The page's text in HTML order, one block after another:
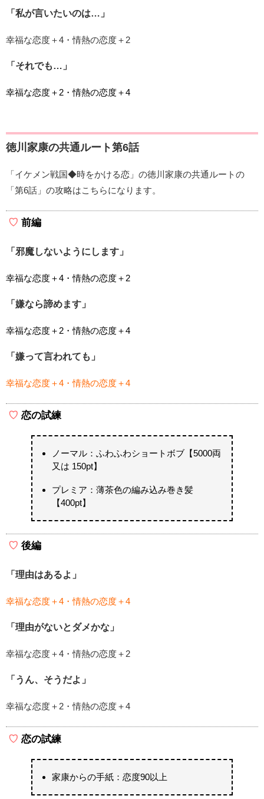
「私が言いたいのは…」
幸福な恋度＋4・情熱の恋度＋2
「それでも…」
幸福な恋度＋2・情熱の恋度＋4
徳川家康の共通ルート第6話
「イケメン戦国◆時をかける恋」の徳川家康の共通ルートの
「第6話」の攻略はこちらになります。
前編
「邪魔しないようにします」
幸福な恋度＋4・情熱の恋度＋2
「嫌なら諦めます」
幸福な恋度＋2・情熱の恋度＋4
「嫌って言われても」
幸福な恋度＋4・情熱の恋度＋4
恋の試練
ノーマル：ふわふわショートボブ【5000両
又は 150pt】
プレミア：薄茶色の編み込み巻き髪
【400pt】
後編
「理由はあるよ」
幸福な恋度＋4・情熱の恋度＋4
「理由がないとダメかな」
幸福な恋度＋4・情熱の恋度＋2
「うん、そうだよ」
幸福な恋度＋2・情熱の恋度＋4
恋の試練
家康からの手紙：恋度90以上